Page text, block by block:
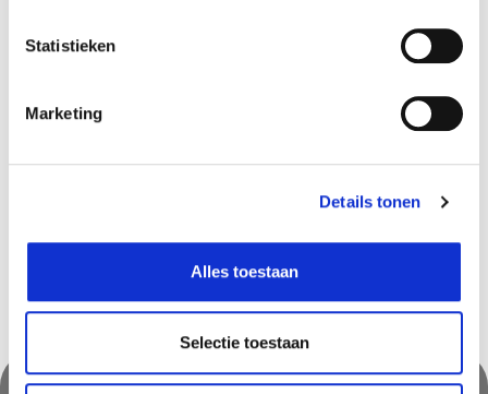
Statistieken
Marketing
Details tonen
Alles toestaan
Selectie toestaan
Louvain-la-Neuve
Ninove
In stock